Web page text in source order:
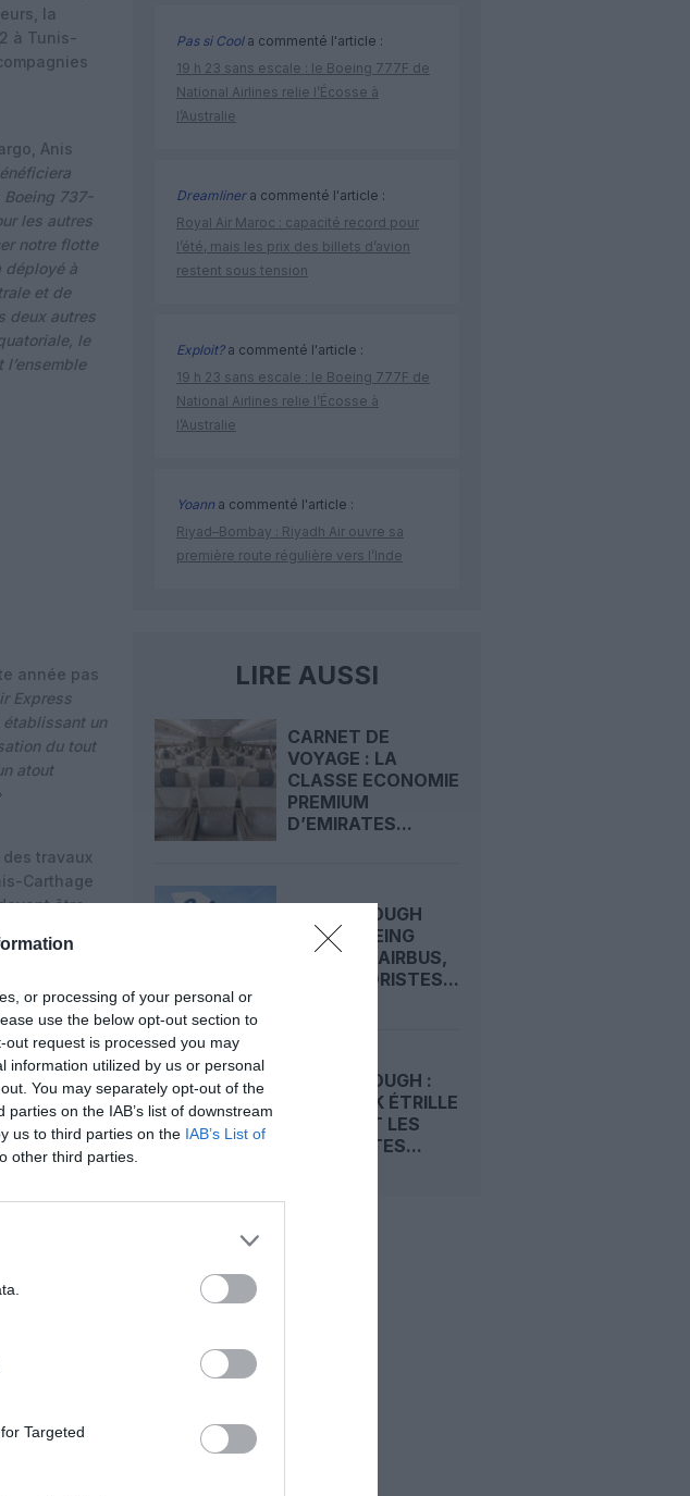
or processing of your personal or
use the below opt-out section to
request is processed you may
information utilized by us or personal
You may separately opt-out of the
on the IAB’s list of downstream
us to third parties on the IAB’s List of
other third parties.
Targeted
la
à Tunis-
Anis
737-
les autres
notre flotte
déployé à
et de
deux autres
le
année pas
Express
établissant un
du tout
atout
des travaux
Carthage
être
ce centre,
et placé
en
et les
Pour la
et ses
Pas si Coola commenté l'article :
19 h 23 sans escale : le Boeing 777F de
National Airlines relie l’Écosse à
l’Australie
Dreamlinera commenté l'article :
Royal Air Maroc : capacité record pour
l’été, mais les prix des billets d’avion
restent sous tension
Exploit?a commenté l'article :
19 h 23 sans escale : le Boeing 777F de
National Airlines relie l’Écosse à
l’Australie
Yoann a commenté l'article :
Riyad–Bombay : Riyadh Air ouvre sa
première route régulière vers l’Inde
LIRE AUSSI
CARNET DE
VOYAGE : LA
CLASSE ECONOMIE
PREMIUM
D’EMIRATES...
FARNBOROUGH
2026 : BOEING
DEVANCE AIRBUS,
LES MOTORISTES...
FARNBOROUGH :
TIM CLARK ÉTRILLE
BOEING ET LES
MOTORISTES...